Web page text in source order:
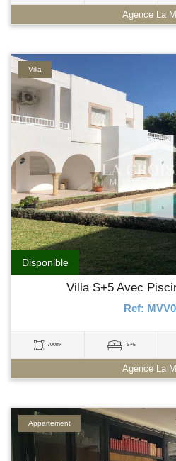
Agence La
Disponible
Villa
Villa S+5 Avec
Ref:
700m² S+5
Agence La
Appartement